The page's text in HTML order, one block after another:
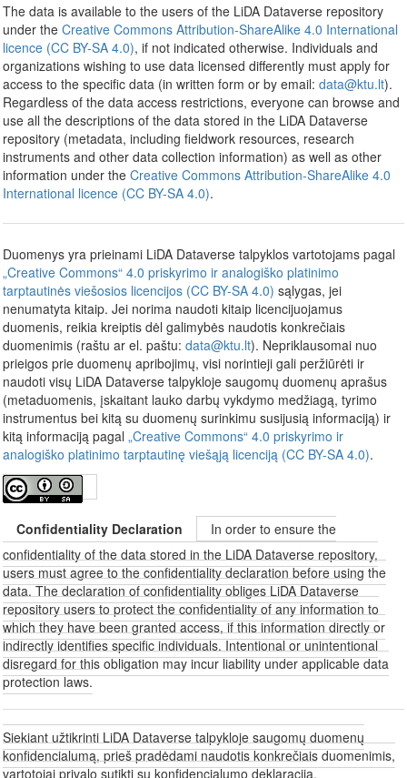
The data is available to the users of the LiDA Dataverse repository
under the Creative Commons Attribution-ShareAlike 4.0 International
licence (CC BY-SA 4.0), if not indicated otherwise. Individuals and
organizations wishing to use data licensed differently must apply for
access to the specific data (in written form or by email: data@ktu.lt).
Regardless of the data access restrictions, everyone can browse and
use all the descriptions of the data stored in the LiDA Dataverse
repository (metadata, including fieldwork resources, research
instruments and other data collection information) as well as other
information under the Creative Commons Attribution-ShareAlike 4.0
International licence (CC BY-SA 4.0).
Duomenys yra prieinami LiDA Dataverse talpyklos vartotojams pagal
„Creative Commons“ 4.0 priskyrimo ir analogiško platinimo
tarptautinės viešosios licencijos (CC BY-SA 4.0) sąlygas, jei
nenumatyta kitaip. Jei norima naudoti kitaip licencijuojamus
duomenis, reikia kreiptis dėl galimybės naudotis konkrečiais
duomenimis (raštu ar el. paštu: data@ktu.lt). Nepriklausomai nuo
prieigos prie duomenų apribojimų, visi norintieji gali peržiūrėti ir
naudoti visų LiDA Dataverse talpykloje saugomų duomenų aprašus
(metaduomenis, įskaitant lauko darbų vykdymo medžiagą, tyrimo
instrumentus bei kitą su duomenų surinkimu susijusią informaciją) ir
kitą informaciją pagal „Creative Commons“ 4.0 priskyrimo ir
analogiško platinimo tarptautinę viešąją licenciją (CC BY-SA 4.0).
Confidentiality Declaration
In order to ensure the
confidentiality of the data stored in the LiDA Dataverse repository,
users must agree to the confidentiality declaration before using the
data. The declaration of confidentiality obliges LiDA Dataverse
repository users to protect the confidentiality of any information to
which they have been granted access, if this information directly or
indirectly identifies specific individuals. Intentional or unintentional
disregard for this obligation may incur liability under applicable data
protection laws.
Siekiant užtikrinti LiDA Dataverse talpykloje saugomų duomenų
konfidencialumą, prieš pradėdami naudotis konkrečiais duomenimis,
vartotojai privalo sutikti su konfidencialumo deklaracija.